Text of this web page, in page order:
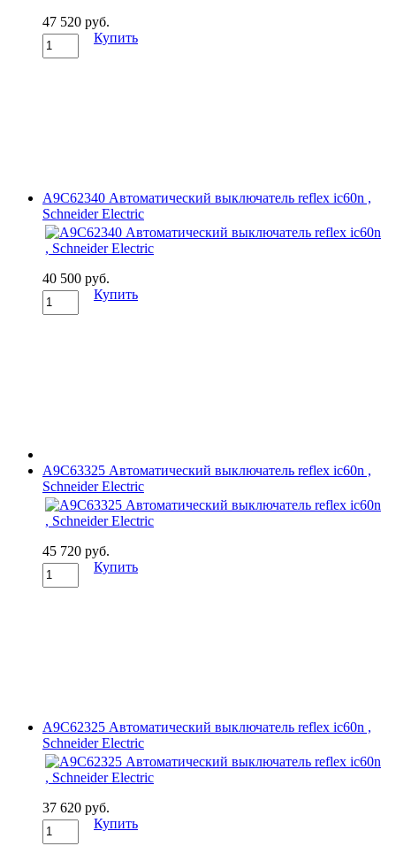
47 520 руб.
Купить
A9C62340 Автоматический выключатель reflex ic60n ,
Schneider Electric
40 500 руб.
Купить
A9C63325 Автоматический выключатель reflex ic60n ,
Schneider Electric
45 720 руб.
Купить
A9C62325 Автоматический выключатель reflex ic60n ,
Schneider Electric
37 620 руб.
Купить